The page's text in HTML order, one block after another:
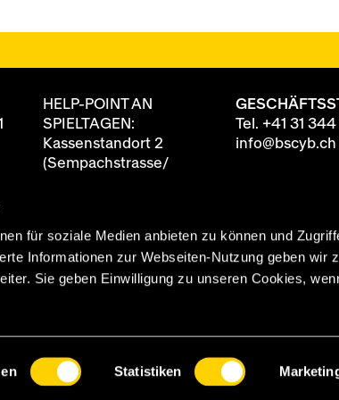
für soziale Medien anbieten zu können und
Informationen zur Webseiten-Nutzung geben wir
Sie geben Einwilligung zu unseren Cookies,
Statistiken
HELP-POINT AN
SPIELTAGEN:
Kassenstandort 2
(Sempachstrasse/
90 Minuten vor
Tel. +41 31
info@bscyb.ch